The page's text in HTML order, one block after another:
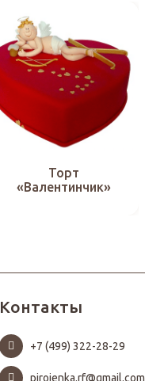
Торт
«Валентинчик»
Контакты
+7 (499) 322-28-29
pirojenka.rf@gmail.com